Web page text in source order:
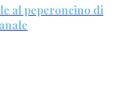
al peperoncino di